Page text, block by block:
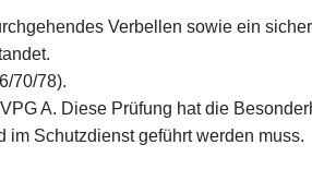
Verbellen sowie ein
70/78).
A. Diese Prüfung hat die
Schutzdienst geführt werden muss.